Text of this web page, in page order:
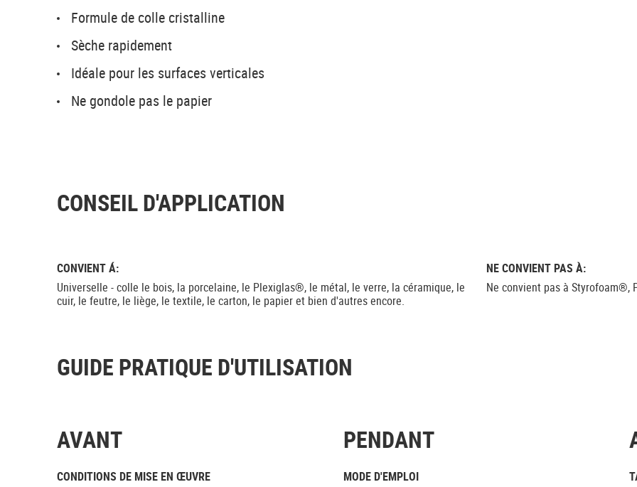
Formule de colle cristalline
Sèche rapidement
Idéale pour les surfaces verticales
Ne gondole pas le papier
CONSEIL D'APPLICATION
CONVIENT Á:
Universelle - colle le bois, la porcelaine, le Plexiglas®, le métal, le verre, la céramique, le
cuir, le feutre, le liège, le textile, le carton, le papier et bien d'autres encore.
NE CONVIENT PAS À:
Ne convient pas à Styrofoam®,
GUIDE PRATIQUE D'UTILISATION
AVANT
CONDITIONS DE MISE EN ŒUVRE
PENDANT
MODE D'EMPLOI